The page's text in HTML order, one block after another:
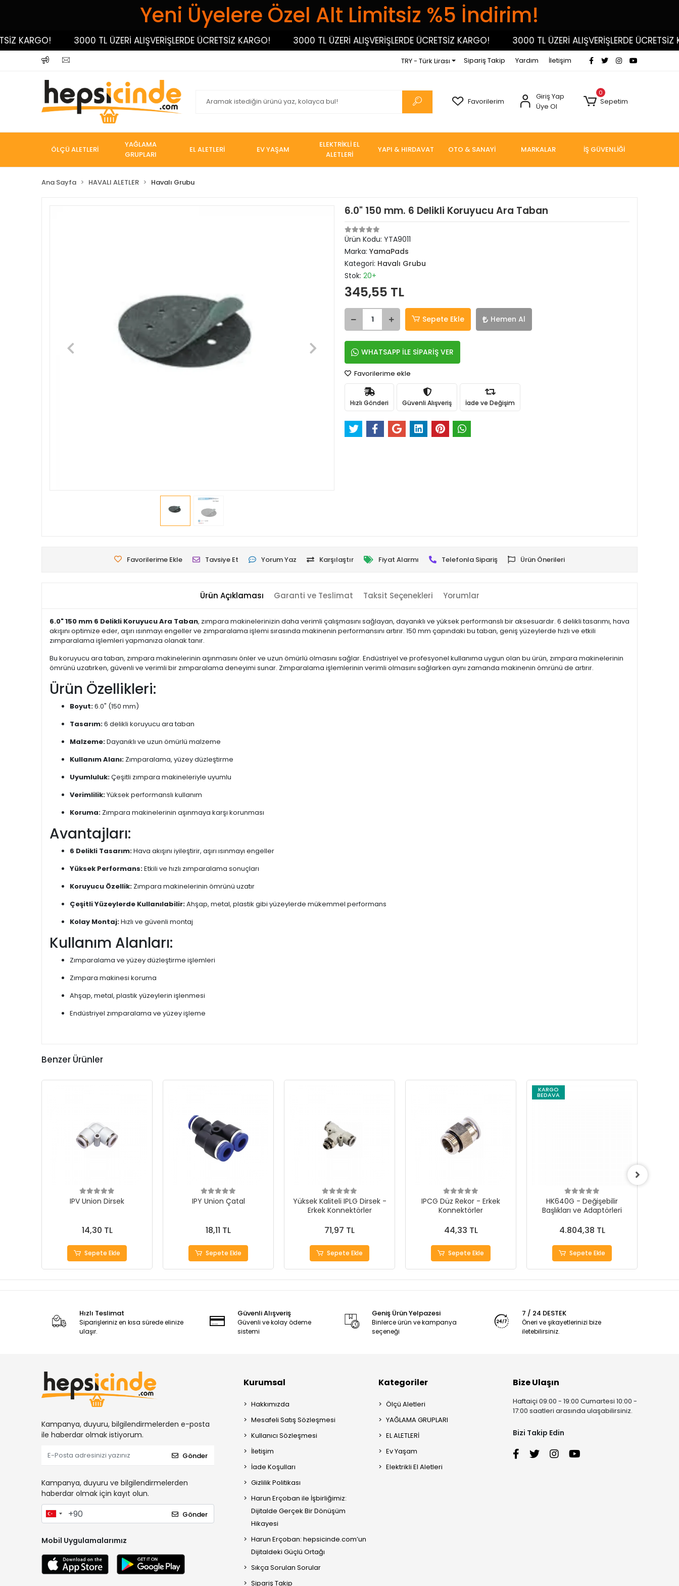
Yeni Üyelere Özel Alt Limitsiz %5 İndirim!
3000 TL ÜZERİ ALIŞVERİŞLERDE ÜCRETSİZ KARGO! 3000 TL ÜZERİ ALIŞVERİŞLERDE ÜCRETSİZ KARGO! 3000 TL ÜZERİ ALIŞVERİŞLERDE ÜCRETSİZ
TRY - Türk Lirası Sipariş Takip Yardım İletişim
Favorilerim
Giriş Yap
Üye Ol
0
Sepetim
ÖLÇÜ ALETLERİ
YAĞLAMA
GRUPLARI
EL ALETLERİ EV YAŞAM
ELEKTRİKLİ EL
ALETLERİ
YAPI & HIRDAVAT OTO & SANAYİ MARKALAR İŞ GÜVENLİĞİ
Ana Sayfa HAVALI ALETLER Havalı Grubu
6.0" 150 mm. 6 Delikli Koruyucu Ara Taban
Ürün Kodu: YTA9011
Marka: YamaPads
Kategori: Havalı Grubu
Stok: 20+
345,55 TL
Sepete Ekle Hemen Al
WHATSAPP İLE SİPARİŞ VER
Favorilerime ekle
Hızlı Gönderi Güvenli Alışveriş İade ve Değişim
Favorilerime Ekle Tavsiye Et Yorum Yaz Karşılaştır Fiyat Alarmı Telefonla Sipariş Ürün Önerileri
Ürün Açıklaması Garanti ve Teslimat Taksit Seçenekleri Yorumlar
6.0" 150 mm 6 Delikli Koruyucu Ara Taban, zımpara makinelerinizin daha verimli çalışmasını sağlayan, dayanıklı ve yüksek performanslı bir aksesuardır. 6 delikli tasarımı, hava
akışını optimize eder, aşırı ısınmayı engeller ve zımparalama işlemi sırasında makinenin performansını artırır. 150 mm çapındaki bu taban, geniş yüzeylerde hızlı ve etkili
zımparalama işlemleri yapmanıza olanak tanır.
Bu koruyucu ara taban, zımpara makinelerinin aşınmasını önler ve uzun ömürlü olmasını sağlar. Endüstriyel ve profesyonel kullanıma uygun olan bu ürün, zımpara makinelerinin
ömrünü uzatırken, güvenli ve verimli bir zımparalama deneyimi sunar. Zımparalama işlemlerinin verimli olmasını sağlarken aynı zamanda makinenin ömrünü de artırır.
Ürün Özellikleri:
Boyut:6.0" (150 mm)
Tasarım:6 delikli koruyucu ara taban
Malzeme:Dayanıklı ve uzun ömürlü malzeme
Kullanım Alanı: Zımparalama, yüzey düzleştirme
Uyumluluk:Çeşitli zımpara makineleriyle uyumlu
Verimlilik:Yüksek performanslı kullanım
Koruma: Zımpara makinelerinin aşınmaya karşı korunması
Avantajları:
6 Delikli Tasarım:Hava akışını iyileştirir, aşırı ısınmayı engeller
Yüksek Performans:Etkili ve hızlı zımparalama sonuçları
Koruyucu Özellik: Zımpara makinelerinin ömrünü uzatır
Çeşitli Yüzeylerde Kullanılabilir:Ahşap, metal, plastik gibi yüzeylerde mükemmel performans
Kolay Montaj:Hızlı ve güvenli montaj
Kullanım Alanları:
Zımparalama ve yüzey düzleştirme işlemleri
Zımpara makinesi koruma
Ahşap, metal, plastik yüzeylerin işlenmesi
Endüstriyel zımparalama ve yüzey işleme
Benzer Ürünler
IPV Union Dirsek
14,30 TL
Sepete Ekle
IPY Union Çatal
18,11 TL
Sepete Ekle
Yüksek Kaliteli IPLG Dirsek -
Erkek Konnektörler
71,97 TL
Sepete Ekle
IPCG Düz Rekor - Erkek
Konnektörler
44,33 TL
Sepete Ekle
KARGO
BEDAVA
HK640G - Değişebilir
Başlıkları ve Adaptörleri
4.804,38 TL
Sepete Ekle
Hızlı Teslimat
Siparişleriniz en kısa sürede elinize
ulaşır.
Güvenli Alışveriş
Güvenli ve kolay ödeme
sistemi
Geniş Ürün Yelpazesi
Binlerce ürün ve kampanya
seçeneği
7 / 24 DESTEK
Öneri ve şikayetlerinizi bize
iletebilirsiniz.
Kampanya, duyuru, bilgilendirmelerden e-posta
ile haberdar olmak istiyorum.
Gönder
Kampanya, duyuru ve bilgilendirmelerden
haberdar olmak için kayıt olun.
Gönder
Mobil Uygulamalarımız
Kurumsal
Hakkımızda
Mesafeli Satış Sözleşmesi
Kullanıcı Sözleşmesi
İletişim
İade Koşulları
Gizlilik Politikası
Harun Erçoban ile İşbirliğimiz:
Dijitalde Gerçek Bir Dönüşüm
Hikayesi
Harun Erçoban: hepsicinde.com’un
Dijitaldeki Güçlü Ortağı
Sıkça Sorulan Sorular
Sipariş Takip
Kategoriler
Ölçü Aletleri
YAĞLAMA GRUPLARI
EL ALETLERİ
Ev Yaşam
Elektrikli El Aletleri
Bize Ulaşın
Haftaiçi 09:00 - 19:00 Cumartesi 10:00 -
17:00 saatleri arasında ulaşabilirsiniz.
Bizi Takip Edin